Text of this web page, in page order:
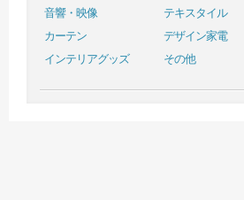
音響・映像
テキスタイル
カーテン
デザイン家電
インテリアグッズ
その他